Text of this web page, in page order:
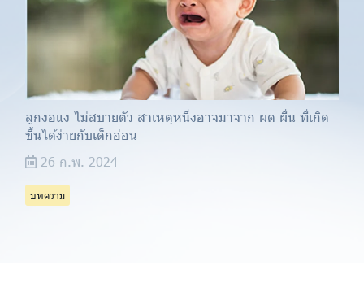
ลูกงอแง ไม่สบายตัว สาเหตุหนึ่งอาจมาจาก ผด ผื่น ที่เกิด
ขึ้นได้ง่ายกับเด็กอ่อน
26 ก.พ. 2024
บทความ